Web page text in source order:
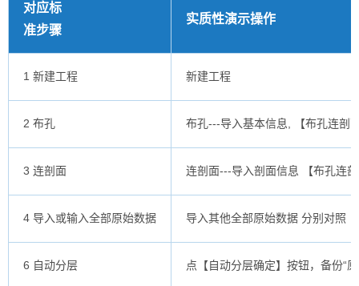
对应标
准步骤
实质性演示操作
1 新建工程 新建工程
2 布孔 布孔---导入基本信息, 【布孔连剖
3 连剖面 连剖面---导入剖面信息 【布孔连
4 导入或输入全部原始数据 导入其他全部原始数据 分别对照
6 自动分层 点【自动分层确定】按钮，备份“